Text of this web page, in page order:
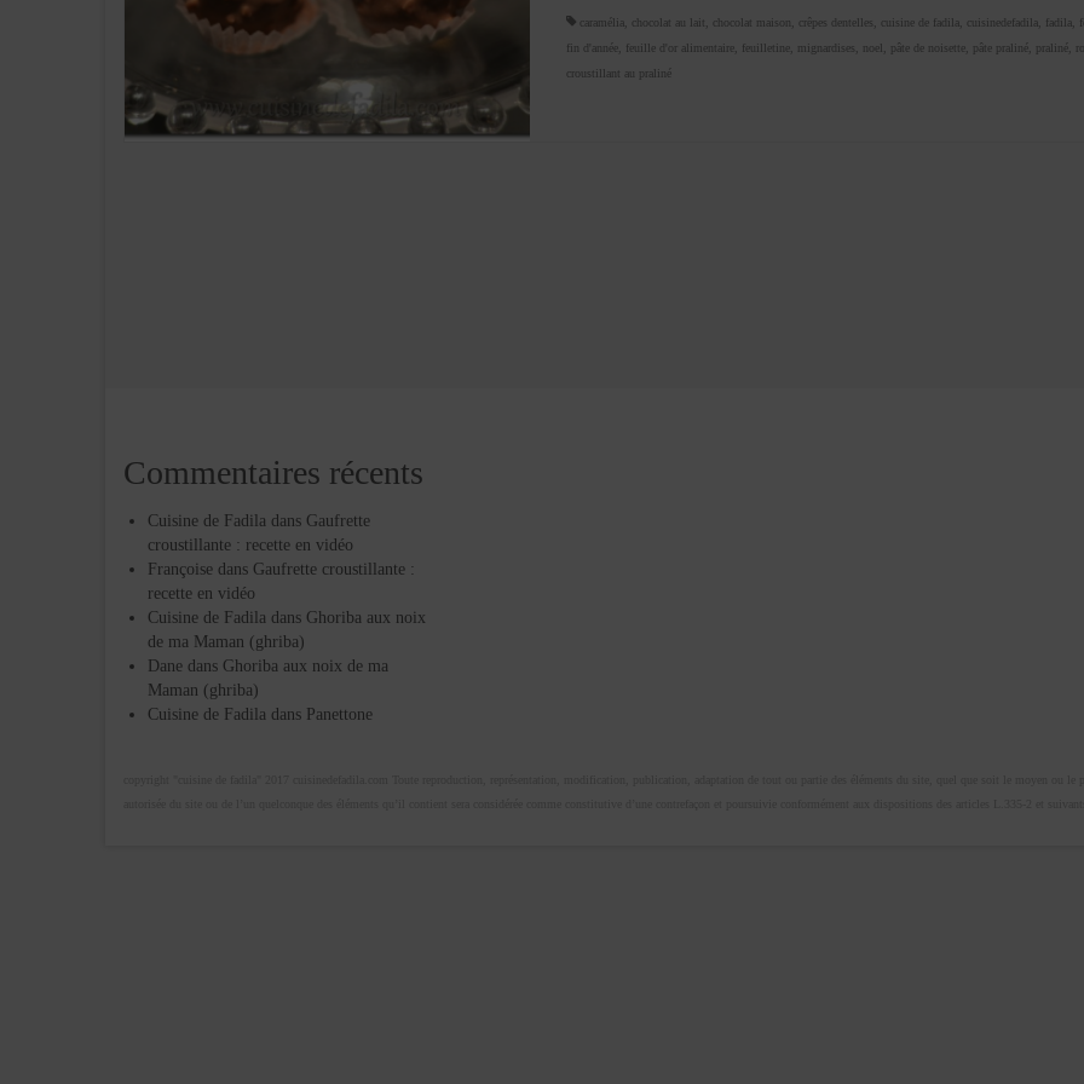
caramélia, chocolat au lait, chocolat maison, crêpes dentelles, cuisine de fadila, cuisinedefadila, fadila,
fin d'année, feuille d'or alimentaire, feuilletine, mignardises, noel, pâte de noisette, pâte praliné, praliné,
croustillant au praliné
Commentaires récents
Cuisine de Fadila dans Gaufrette
croustillante : recette en vidéo
Françoise dans Gaufrette croustillante :
recette en vidéo
Cuisine de Fadila dans Ghoriba aux noix
de ma Maman (ghriba)
Dane dans Ghoriba aux noix de ma
Maman (ghriba)
Cuisine de Fadila dans Panettone